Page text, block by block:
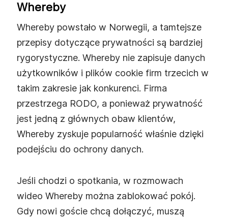
Whereby
Whereby powstało w Norwegii, a tamtejsze
przepisy dotyczące prywatności są bardziej
rygorystyczne. Whereby nie zapisuje danych
użytkowników i plików cookie firm trzecich w
takim zakresie jak konkurenci. Firma
przestrzega RODO, a ponieważ prywatność
jest jedną z głównych obaw klientów,
Whereby zyskuje popularność właśnie dzięki
podejściu do ochrony danych.
Jeśli chodzi o spotkania, w rozmowach
wideo Whereby można zablokować pokój.
Gdy nowi goście chcą dołączyć, muszą